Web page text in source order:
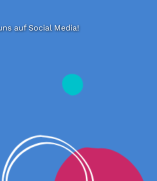
uns auf Social Media!